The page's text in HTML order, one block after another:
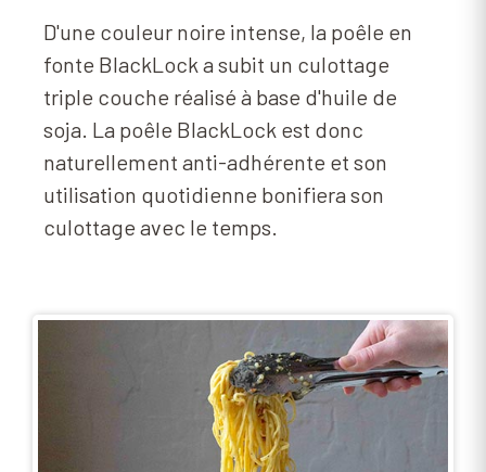
D'une couleur noire intense, la poêle en
fonte BlackLock a subit un culottage
triple couche réalisé à base d'huile de
soja. La poêle BlackLock est donc
naturellement anti-adhérente et son
utilisation quotidienne bonifiera son
culottage avec le temps.